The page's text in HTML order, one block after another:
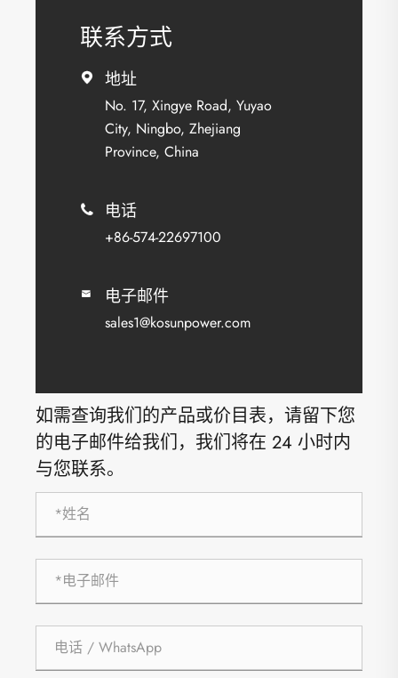
联系方式
 地址
No. 17, Xingye Road, Yuyao
City, Ningbo, Zhejiang
Province, China
 电话
+86-574-22697100
 电子邮件
sales1@kosunpower.com
如需查询我们的产品或价目表，请留下您
的电子邮件给我们，我们将在 24 小时内
与您联系。